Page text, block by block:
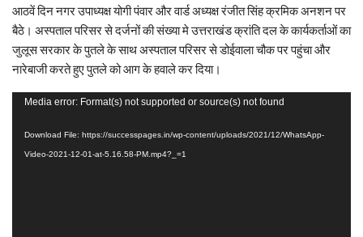
आठवें दिन नगर उपाध्यक्ष योगी पंवार और वार्ड अध्यक्ष रंजीत सिंह क्रमिक अनशन पर
बैठे। अस्पताल परिसर से दर्जनों की संख्या मे उत्तराखंड क्रांति दल के कार्यकर्ताओं का
जुलूस सरकार के पुतले के साथ अस्पताल परिसर से डोईवाला चौक पर पहुंचा और
नारेबाजी करते हुए पुतले को आग के हवाले कर दिया।
Video
Media error: Format(s) not supported or source(s) not found
Download File: https://successpages.in/wp-content/uploads/2021/12/WhatsApp-
Video-2021-12-01-at-5.16.58-PM.mp4?_=1